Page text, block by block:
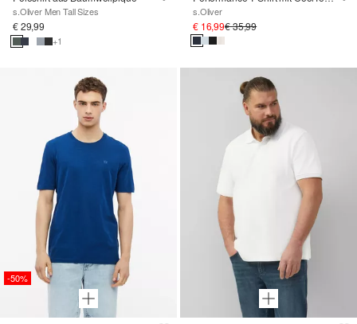
s.Oliver Men Tall Sizes
€ 29,99
+1
s.Oliver
€ 16,99€ 35,99
-50%